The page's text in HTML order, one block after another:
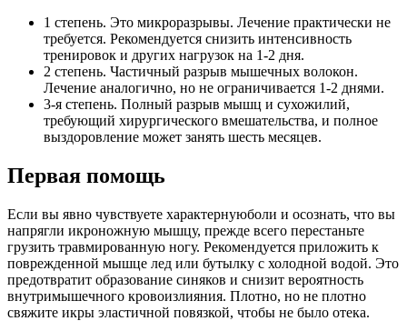
1 степень. Это микроразрывы. Лечение практически не
требуется. Рекомендуется снизить интенсивность
тренировок и других нагрузок на 1-2 дня.
2 степень. Частичный разрыв мышечных волокон.
Лечение аналогично, но не ограничивается 1-2 днями.
3-я степень. Полный разрыв мышц и сухожилий,
требующий хирургического вмешательства, и полное
выздоровление может занять шесть месяцев.
Первая помощь
Если вы явно чувствуете характернуюболи и осознать, что вы
напрягли икроножную мышцу, прежде всего перестаньте
грузить травмированную ногу. Рекомендуется приложить к
поврежденной мышце лед или бутылку с холодной водой. Это
предотвратит образование синяков и снизит вероятность
внутримышечного кровоизлияния. Плотно, но не плотно
свяжите икры эластичной повязкой, чтобы не было отека.